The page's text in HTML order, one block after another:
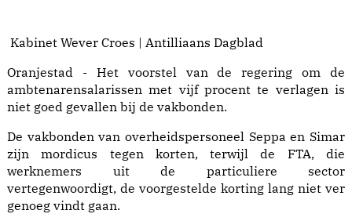
Kabinet Wever Croes | Antilliaans Dagblad
Oranjestad - Het voorstel van de regering om de
ambtenarensalarissen met vijf procent te verlagen is
niet goed gevallen bij de vakbonden.
De vakbonden van overheidspersoneel Seppa en Simar
zijn mordicus tegen korten, terwijl de FTA, die
werknemers uit de particuliere sector
vertegenwoordigt, de voorgestelde korting lang niet ver
genoeg vindt gaan.